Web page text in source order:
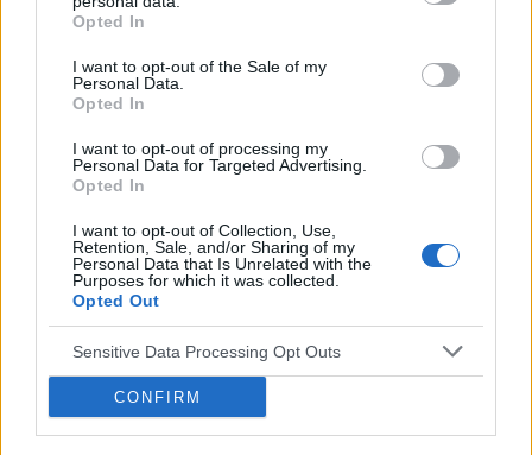
Opted In
I want to opt-out of the Sale of my
Personal Data.
Opted In
I want to opt-out of processing my
Personal Data for Targeted Advertising.
Opted In
I want to opt-out of Collection, Use,
Retention, Sale, and/or Sharing of my
Personal Data that Is Unrelated with the
Purposes for which it was collected.
Opted Out
Sensitive Data Processing Opt Outs
CONFIRM
Jakie są objawy zapalenia oskrzelików?
‹ ›